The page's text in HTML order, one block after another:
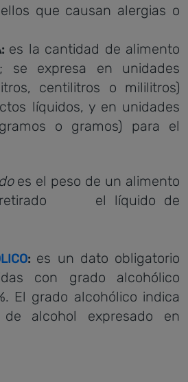
que causan alergias o
: es la cantidad de alimento
se expresa en unidades
centilitros o mililitros)
líquidos, y en unidades
o gramos) para el
es el peso de un alimento
retirado el líquido de
: es un dato obligatorio
con grado alcohólico
El grado alcohólico indica
alcohol expresado en